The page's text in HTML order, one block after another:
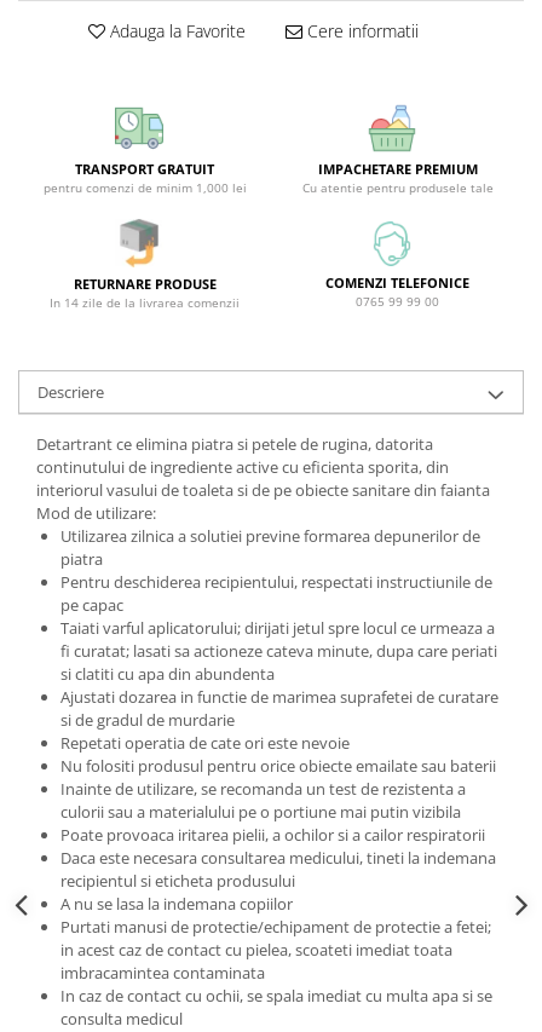
Aparate de Ras
Demachiant
Alte Articole
Adauga la Favorite Cere informatii
TRANSPORT GRATUIT
pentru comenzi de minim 1,000 lei
IMPACHETARE PREMIUM
Cu atentie pentru produsele tale
RETURNARE PRODUSE
In 14 zile de la livrarea comenzii
COMENZI TELEFONICE
0765 99 99 00
Descriere
Detartrant ce elimina piatra si petele de rugina, datorita
continutului de ingrediente active cu eficienta sporita, din
interiorul vasului de toaleta si de pe obiecte sanitare din faianta
Mod de utilizare:
Utilizarea zilnica a solutiei previne formarea depunerilor de
piatra
Pentru deschiderea recipientului, respectati instructiunile de
pe capac
Taiati varful aplicatorului; dirijati jetul spre locul ce urmeaza a
fi curatat; lasati sa actioneze cateva minute, dupa care periati
si clatiti cu apa din abundenta
Ajustati dozarea in functie de marimea suprafetei de curatare
si de gradul de murdarie
Repetati operatia de cate ori este nevoie
Nu folositi produsul pentru orice obiecte emailate sau baterii
Inainte de utilizare, se recomanda un test de rezistenta a
culorii sau a materialului pe o portiune mai putin vizibila
Poate provoaca iritarea pielii, a ochilor si a cailor respiratorii
Daca este necesara consultarea medicului, tineti la indemana
recipientul si eticheta produsului
A nu se lasa la indemana copiilor
Purtati manusi de protectie/echipament de protectie a fetei;
in acest caz de contact cu pielea, scoateti imediat toata
imbracamintea contaminata
In caz de contact cu ochii, se spala imediat cu multa apa si se
consulta medicul